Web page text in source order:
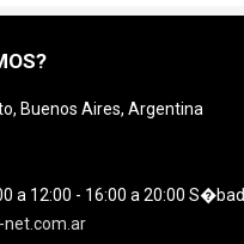
Buenos Aires, Argentina
a 12:00 - 16:00 a 20:00
net.com.ar